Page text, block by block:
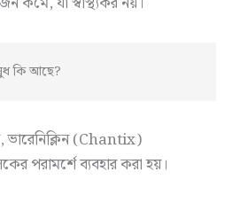
কি আছে?
ভারেনিক্লিন (Chantix)
পরামর্শে ব্যবহার করা হয়।